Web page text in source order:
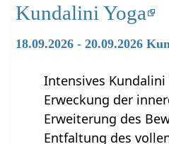
Kundalini Yoga
18.09.2026 - 20.09.2026
Intensives Kundalini
Erweckung der
Erweiterung des
Entfaltung des